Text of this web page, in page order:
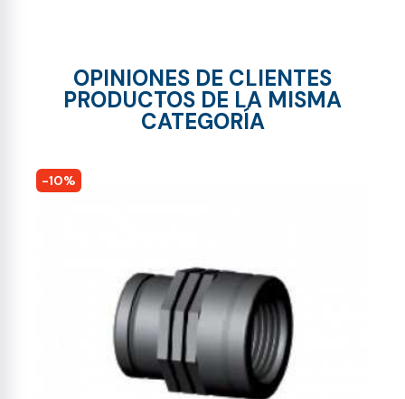
OPINIONES DE CLIENTES
PRODUCTOS DE LA MISMA
CATEGORÍA
-10%